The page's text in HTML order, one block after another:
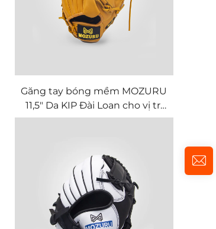
Găng tay bóng mềm MOZURU
11,5" Da KIP Đài Loan cho vị trí
Infield